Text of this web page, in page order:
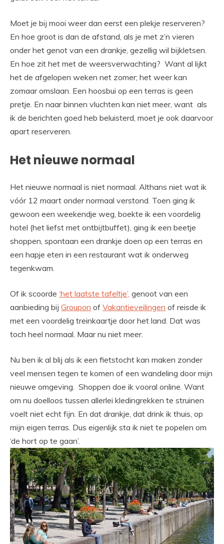
Moet je bij mooi weer dan eerst een plekje reserveren?
En hoe groot is dan de afstand, als je met z’n vieren
onder het genot van een drankje, gezellig wil bijkletsen.
En hoe zit het met de weersverwachting? Want al lijkt
het de afgelopen weken net zomer; het weer kan
zomaar omslaan. Een hoosbui op een terras is geen
pretje. En naar binnen vluchten kan niet meer, want als
ik de berichten goed heb beluisterd, moet je ook daarvoor
apart reserveren.
Het nieuwe normaal
Het nieuwe normaal is niet normaal. Althans niet wat ik
vóór 12 maart onder normaal verstond. Toen ging ik
gewoon een weekendje weg, boekte ik een voordelig
hotel (het liefst met ontbijtbuffet), ging ik een beetje
shoppen, spontaan een drankje doen op een terras en
een hapje eten in een restaurant wat ik onderweg
tegenkwam.
Of ik scoorde ‘het laatste tafeltje’, genoot van een
aanbieding bij Groupon of Vakantieveilingen of reisde ik
met een voordelig treinkaartje door het land. Dat was
toch heel normaal. Maar nu niet meer.
Nu ben ik al blij als ik een fietstocht kan maken zonder
veel mensen tegen te komen of een wandeling door mijn
nieuwe omgeving. Shoppen doe ik vooral online. Want
om nu doelloos tussen allerlei kledingrekken te struinen
voelt niet echt fijn. En dat drankje, dat drink ik thuis, op
mijn eigen terras. Dus eigenlijk sta ik niet te popelen om
‘de hort op te gaan’.